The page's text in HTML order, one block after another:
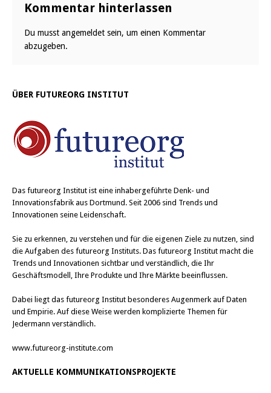
Kommentar hinterlassen
Du musst angemeldet sein, um einen Kommentar
abzugeben.
ÜBER FUTUREORG INSTITUT
Das futureorg Institut ist eine inhabergeführte Denk- und
Innovationsfabrik aus Dortmund. Seit 2006 sind Trends und
Innovationen seine Leidenschaft.
Sie zu erkennen, zu verstehen und für die eigenen Ziele zu nutzen, sind
die Aufgaben des futureorg Instituts. Das futureorg Institut macht die
Trends und Innovationen sichtbar und verständlich, die Ihr
Geschäftsmodell, Ihre Produkte und Ihre Märkte beeinflussen.
Dabei liegt das futureorg Institut besonderes Augenmerk auf Daten
und Empirie. Auf diese Weise werden komplizierte Themen für
Jedermann verständlich.
www.futureorg-institute.com
AKTUELLE KOMMUNIKATIONSPROJEKTE